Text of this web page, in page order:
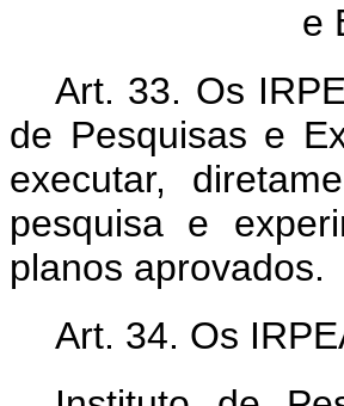
e
Art. 33. Os
de Pesquisas e
executar,
pesquisa e
planos aprovados.
Art. 34. Os